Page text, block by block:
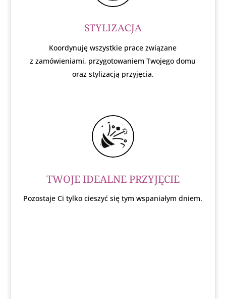
STYLIZACJA
Koordynuję wszystkie prace związane
z zamówieniami, przygotowaniem Twojego domu
oraz stylizacją przyjęcia.
TWOJE IDEALNE PRZYJĘCIE
Pozostaje Ci tylko cieszyć się tym wspaniałym dniem.